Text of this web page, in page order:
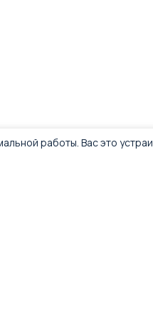
работы. Вас это